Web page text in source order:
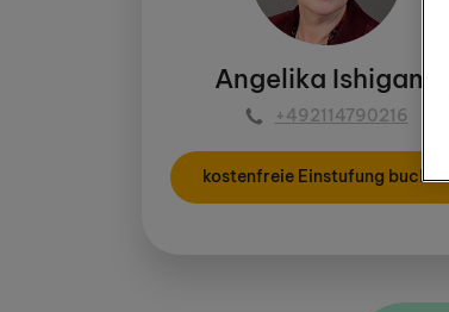
Angelika Ishigami
+492114790216
kostenfreie Einstufung buchen